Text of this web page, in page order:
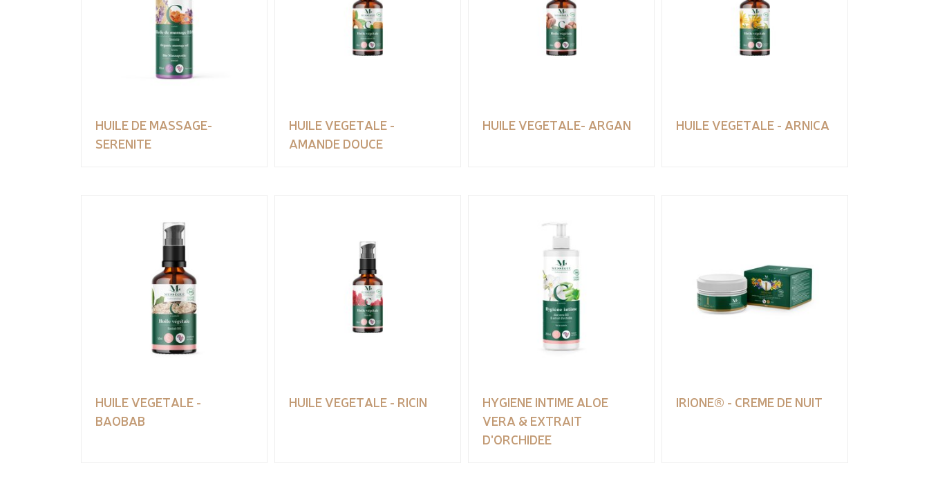
HUILE DE MASSAGE-
SERENITE
HUILE VEGETALE -
AMANDE DOUCE
HUILE VEGETALE- ARGAN HUILE VEGETALE - ARNICA
HUILE VEGETALE -
BAOBAB
HUILE VEGETALE - RICIN
HYGIENE INTIME ALOE
VERA & EXTRAIT
D'ORCHIDEE
IRIONE® - CREME DE NUIT